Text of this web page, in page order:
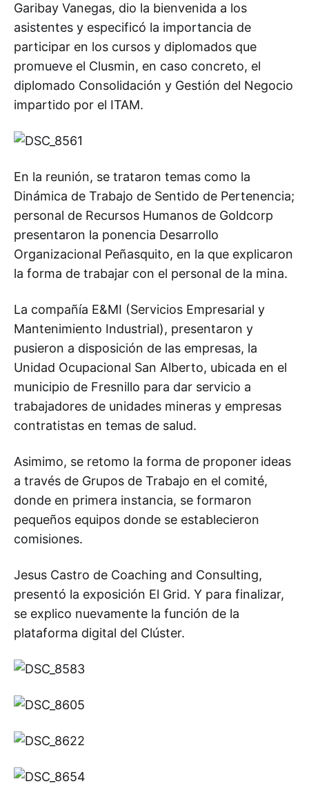
Garibay Vanegas, dio la bienvenida a los
asistentes y especificó la importancia de
participar en los cursos y diplomados que
promueve el Clusmin, en caso concreto, el
diplomado Consolidación y Gestión del Negocio
impartido por el ITAM.
En la reunión, se trataron temas como la
Dinámica de Trabajo de Sentido de Pertenencia;
personal de Recursos Humanos de Goldcorp
presentaron la ponencia Desarrollo
Organizacional Peñasquito, en la que explicaron
la forma de trabajar con el personal de la mina.
La compañía E&MI (Servicios Empresarial y
Mantenimiento Industrial), presentaron y
pusieron a disposición de las empresas, la
Unidad Ocupacional San Alberto, ubicada en el
municipio de Fresnillo para dar servicio a
trabajadores de unidades mineras y empresas
contratistas en temas de salud.
Asimimo, se retomo la forma de proponer ideas
a través de Grupos de Trabajo en el comité,
donde en primera instancia, se formaron
pequeños equipos donde se establecieron
comisiones.
Jesus Castro de Coaching and Consulting,
presentó la exposición El Grid. Y para finalizar,
se explico nuevamente la función de la
plataforma digital del Clúster.